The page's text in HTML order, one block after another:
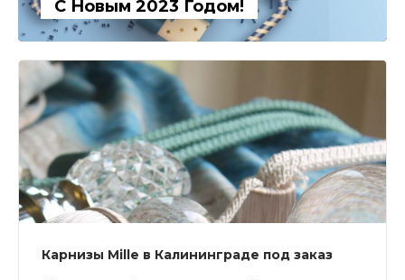
С Новым 2023 Годом!
Карнизы Mille в Калининграде под заказ